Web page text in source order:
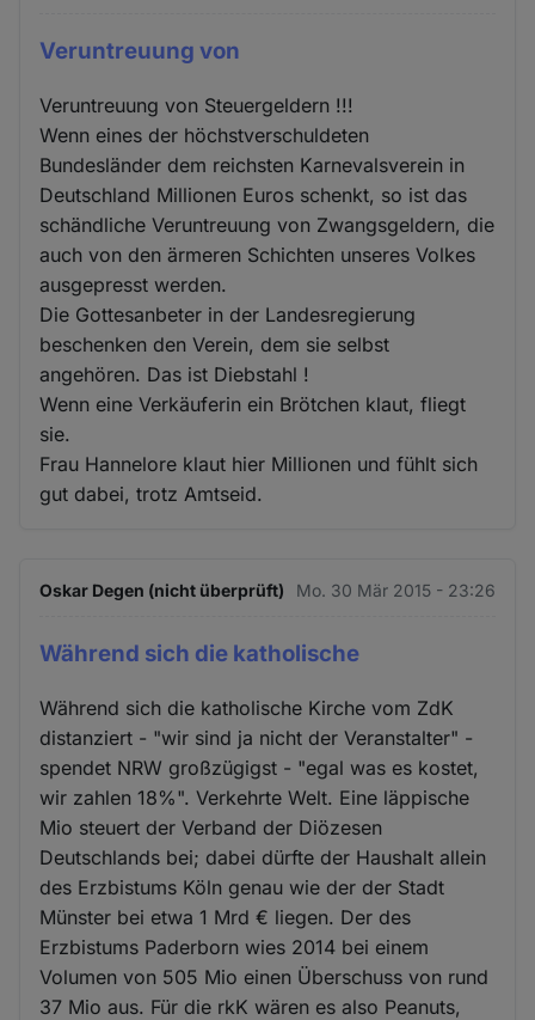
Veruntreuung von
Veruntreuung von Steuergeldern !!!
Wenn eines der höchstverschuldeten
Bundesländer dem reichsten Karnevalsverein in
Deutschland Millionen Euros schenkt, so ist das
schändliche Veruntreuung von Zwangsgeldern, die
auch von den ärmeren Schichten unseres Volkes
ausgepresst werden.
Die Gottesanbeter in der Landesregierung
beschenken den Verein, dem sie selbst
angehören. Das ist Diebstahl !
Wenn eine Verkäuferin ein Brötchen klaut, fliegt
sie.
Frau Hannelore klaut hier Millionen und fühlt sich
gut dabei, trotz Amtseid.
Oskar Degen (nicht überprüft) Mo. 30 Mär 2015 - 23:26
Während sich die katholische
Während sich die katholische Kirche vom ZdK
distanziert - "wir sind ja nicht der Veranstalter" -
spendet NRW großzügigst - "egal was es kostet,
wir zahlen 18%". Verkehrte Welt. Eine läppische
Mio steuert der Verband der Diözesen
Deutschlands bei; dabei dürfte der Haushalt allein
des Erzbistums Köln genau wie der der Stadt
Münster bei etwa 1 Mrd € liegen. Der des
Erzbistums Paderborn wies 2014 bei einem
Volumen von 505 Mio einen Überschuss von rund
37 Mio aus. Für die rkK wären es also Peanuts,